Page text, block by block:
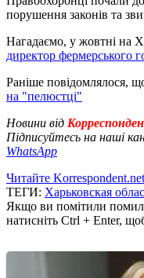
порушення законів та
Нагадаємо, у жовтні на
директор фермерського
Раніше повідомлялося,
на "пелюстці"
Новини від
Підписуйтесь на наші
WhatsApp
Читайте
ТЕГИ: Харьковская
Якщо ви помітили
натисніть Ctrl + Enter,